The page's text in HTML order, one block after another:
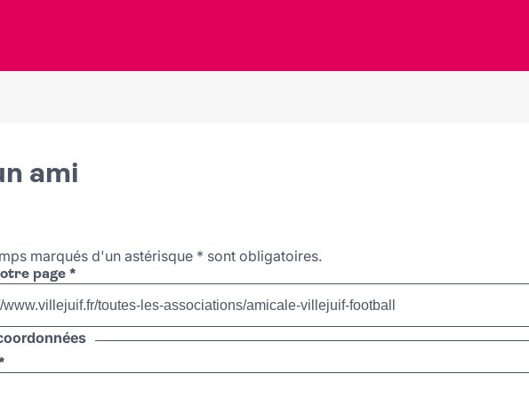
ami
marqués d'un astérisque * sont obligatoires.
page *